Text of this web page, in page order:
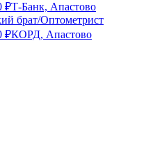
₽Т-Банк, Апастово
брат/Оптометрист
₽КОРД, Апастово